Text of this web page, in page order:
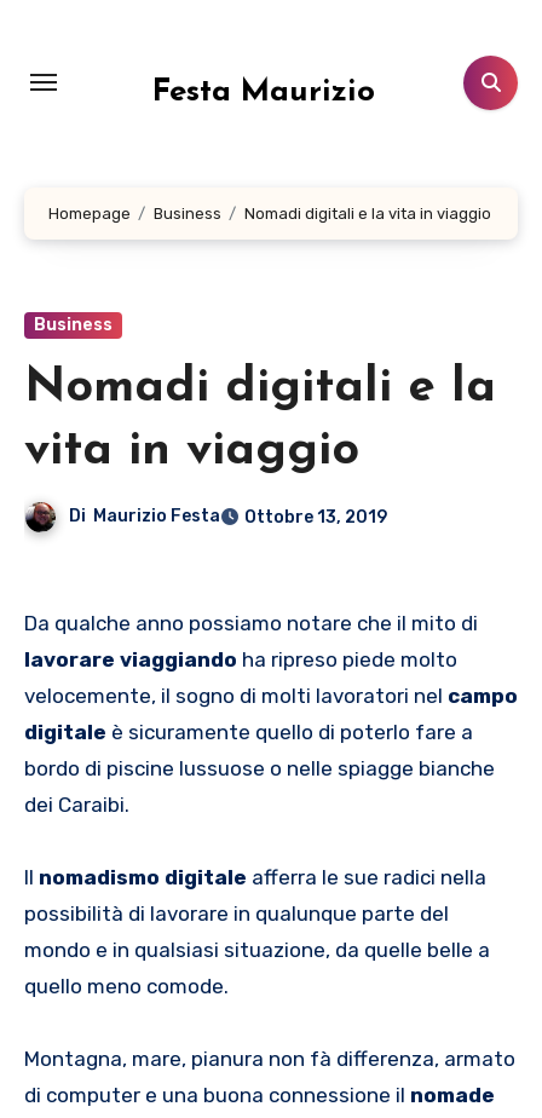
contenuto
Festa Maurizio
Homepage Business Nomadi digitali e la vita in viaggio
Business
Nomadi digitali e la
vita in viaggio
Di Maurizio Festa Ottobre 13, 2019
Da qualche anno possiamo notare che il mito di
lavorare viaggiando ha ripreso piede molto
velocemente, il sogno di molti lavoratori nel campo
digitale è sicuramente quello di poterlo fare a
bordo di piscine lussuose o nelle spiagge bianche
dei Caraibi.
Il nomadismo digitale afferra le sue radici nella
possibilità di lavorare in qualunque parte del
mondo e in qualsiasi situazione, da quelle belle a
quello meno comode.
Montagna, mare, pianura non fà differenza, armato
di computer e una buona connessione il nomade